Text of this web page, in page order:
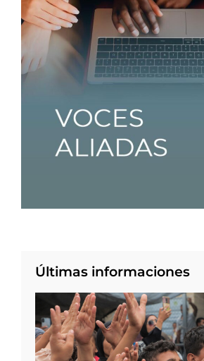
Últimas informaciones